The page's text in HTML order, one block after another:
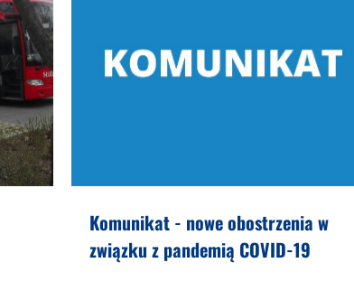
Komunikat - nowe obostrzenia w
związku z pandemią COVID-19